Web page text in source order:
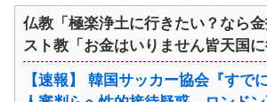
仏教「極楽浄土に行きたい？なら
スト教「お金はいりません皆天国
【速報】 韓国サッカー協会『すで